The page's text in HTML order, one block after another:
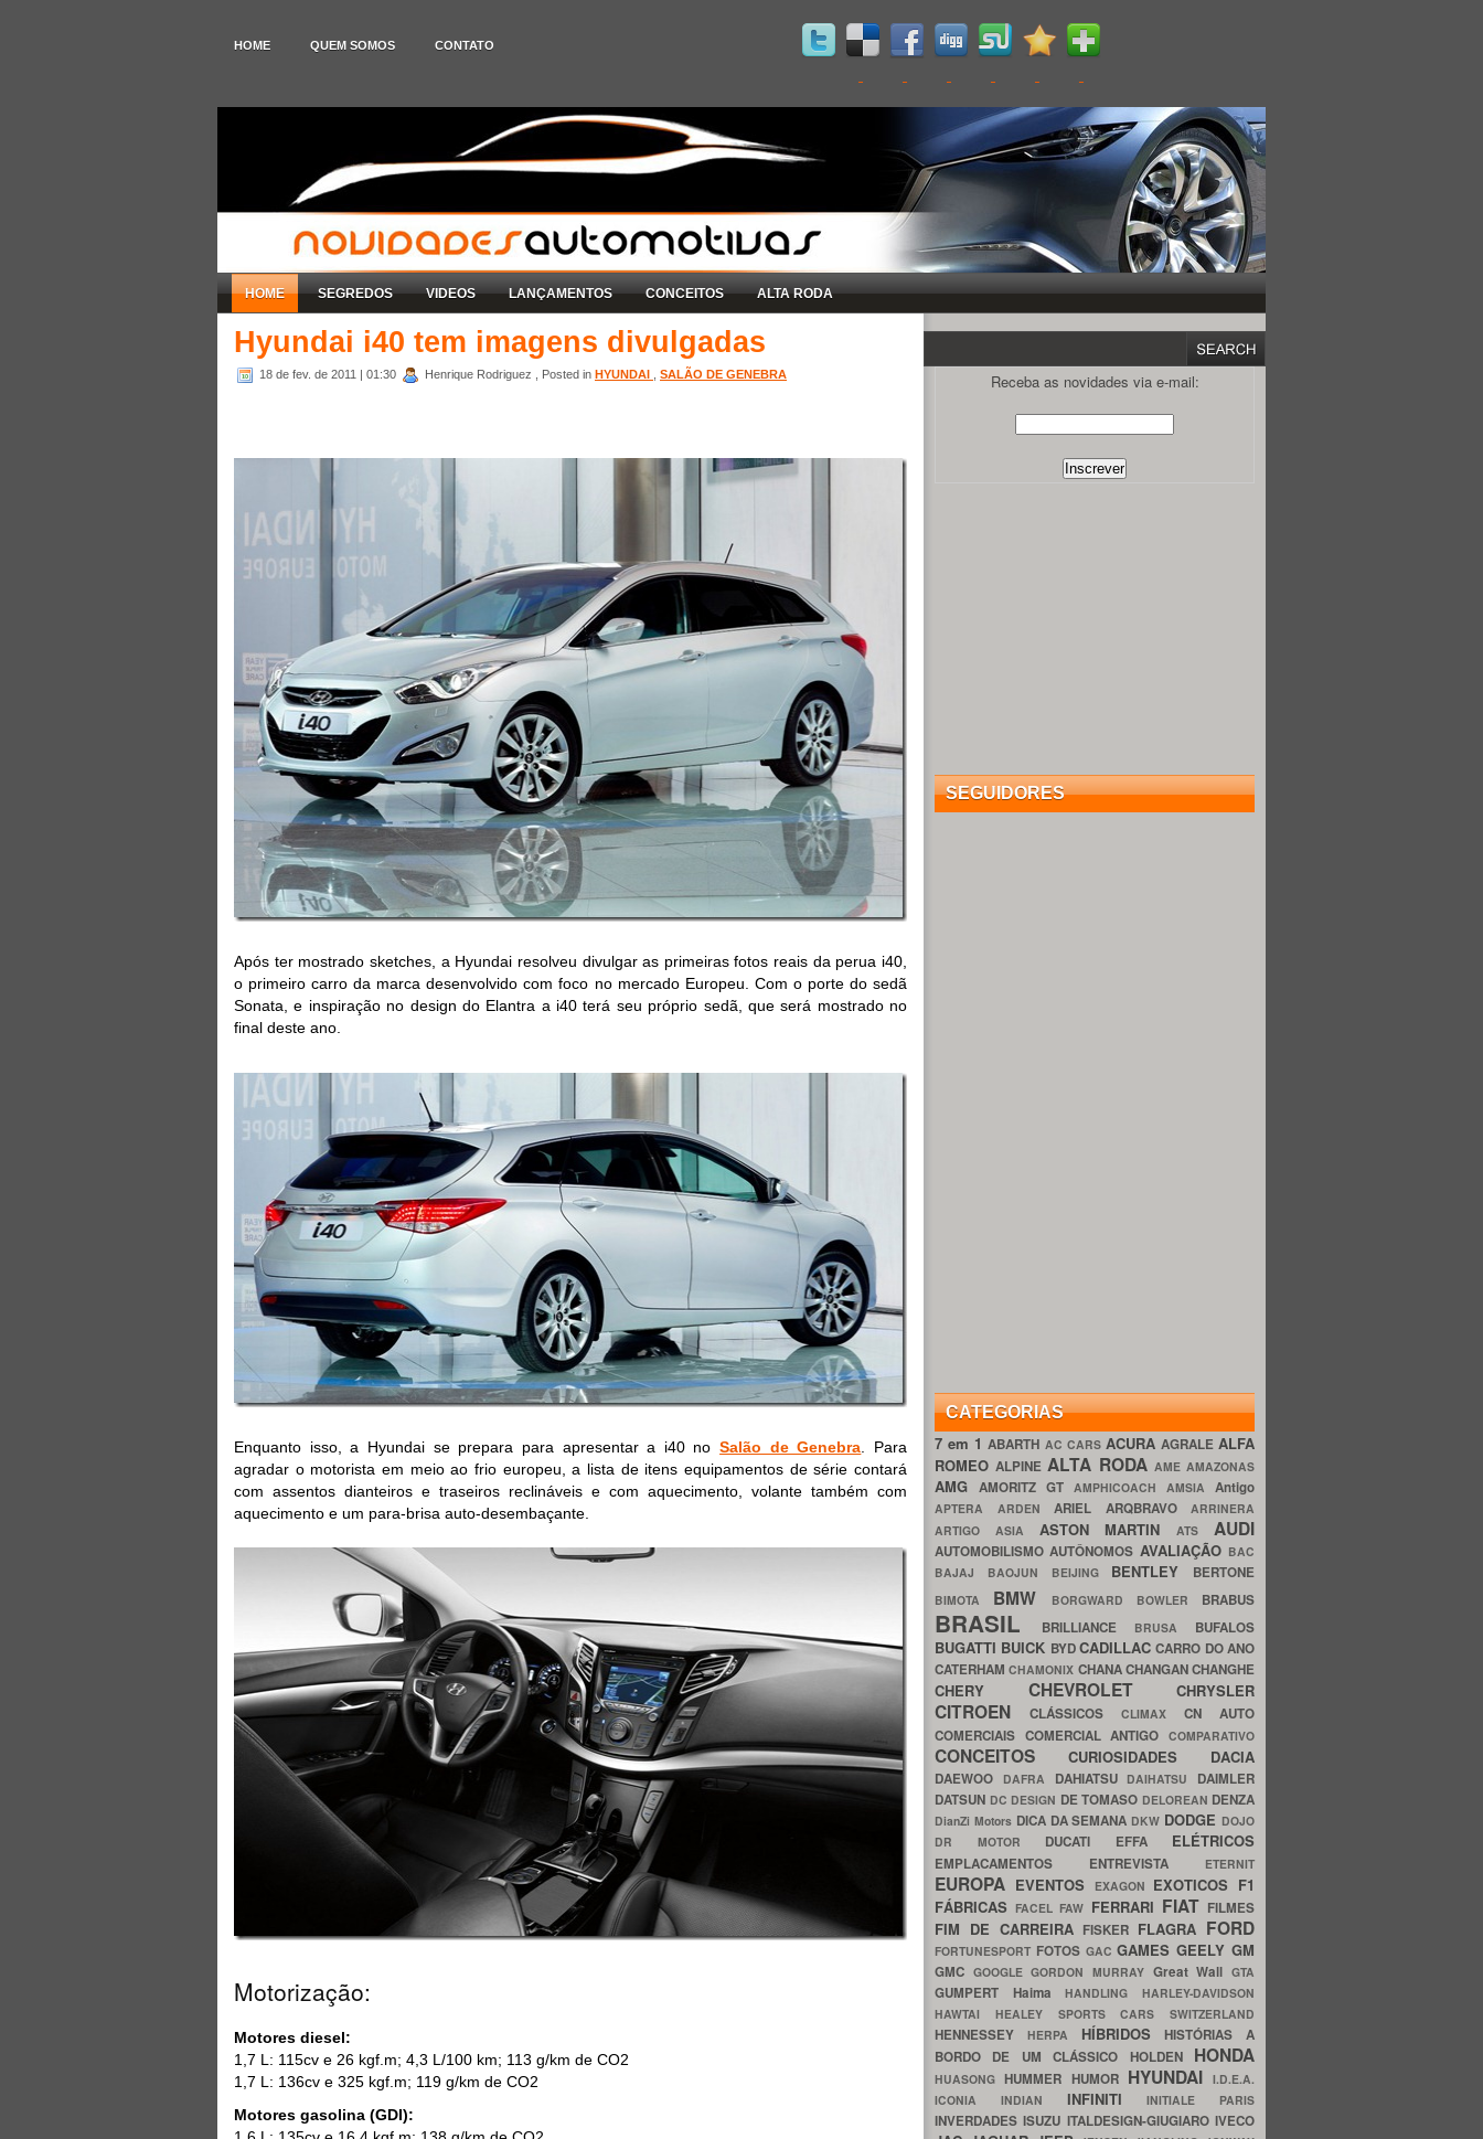
HOME QUEM SOMOS CONTATO
HOME SEGREDOS VIDEOS LANÇAMENTOS CONCEITOS ALTA RODA
Hyundai i40 tem imagens divulgadas
18 de fev. de 2011 | 01:30 Henrique Rodriguez , Posted in HYUNDAI SALÃO DE GENEBRA
Após ter mostrado sketches, a Hyundai resolveu divulgar as primeiras fotos reais da perua i40,
o primeiro carro da marca desenvolvido com foco no mercado Europeu. Com o porte do sedã
Sonata, e inspiração no design do Elantra a i40 terá seu próprio sedã, que será mostrado no
final deste ano.
Enquanto isso, a Hyundai se prepara para apresentar a i40 noSalão de Genebra . Para
agradar o motorista em meio ao frio europeu, a lista de itens equipamentos de série contará
com assentos dianteiros e traseiros reclináveis e com aquecimento, volante também com
aquecimento e um para-brisa auto-desembaçante.
Motorização:
Motores diesel:
1,7 L: 115cv e 26 kgf.m; 4,3 L/100 km; 113 g/km de CO2
1,7 L: 136cv e 325 kgf.m; 119 g/km de CO2
Motores gasolina (GDI):
Receba as novidades via e-mail:
SEGUIDORES
CATEGORIAS
7 em 1ABARTH AC CARS ACURA AGRALE ALFA
ROMEOALPINEALTA RODA AME AMAZONAS
AMG AMORITZ GT AMPHICOACH AMSIA Antigo
APTERA ARDEN ARIEL ARQBRAVO ARRINERA
ARTIGO ASIA ASTON MARTINATS AUDI
AUTOMOBILISMOAUTÔNOMOS AVALIAÇÃO BAC
BAJAJ BAOJUN BEIJING BENTLEY BERTONE
BIMOTA BMW BORGWARD BOWLER BRABUS
BRASIL BRILLIANCE BRUSA BUFALOS
BUGATTI BUICK BYDCADILLACCARRO DO ANO
CATERHAMCHAMONIX CHANACHANGANCHANGHE
CHERY CHEVROLET CHRYSLER
CITROEN CLÁSSICOS CLIMAX CN AUTO
COMERCIAIS COMERCIAL ANTIGOCOMPARATIVO
CONCEITOS CURIOSIDADES DACIA
DAEWOO DAFRA DAHIATSU DAIHATSU DAIMLER
DATSUN DC DESIGN DE TOMASO DELOREAN DENZA
DianZi Motors DICA DA SEMANA DKW DODGE DOJO
DR MOTOR DUCATI EFFA ELÉTRICOS
EMPLACAMENTOS ENTREVISTA ETERNIT
EUROPA EVENTOS EXAGON EXOTICOS F1
FÁBRICASFACELFAW FERRARI FIAT FILMES
FIM DE CARREIRA FISKER FLAGRA FORD
FORTUNESPORT FOTOS GACGAMESGEELYGM
GMC GOOGLEGORDON MURRAY Great WallGTA
GUMPERT HaimaHANDLINGHARLEY-DAVIDSON
HAWTAI HEALEY SPORTS CARS SWITZERLAND
HENNESSEY HERPA HÍBRIDOSHISTÓRIAS A
BORDO DE UM CLÁSSICO HOLDEN HONDA
HUASONGHUMMER HUMOR HYUNDAI I.D.E.A.
ICONIA INDIAN INFINITIINITIALE PARIS
INVERDADESISUZU ITALDESIGN-GIUGIAROIVECO